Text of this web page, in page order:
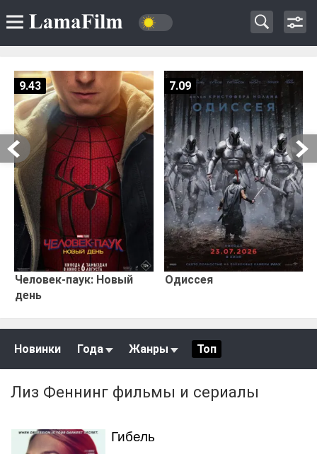
Человек-паук: Новый
день
9.43
Одиссея
7.09
Новинки Года Жанры Топ
Лиз Феннинг фильмы и сериалы
Гибель